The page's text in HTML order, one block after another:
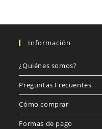
Información
¿Quiénes somos?
Preguntas Frecuentes
Cómo comprar
Formas de pago